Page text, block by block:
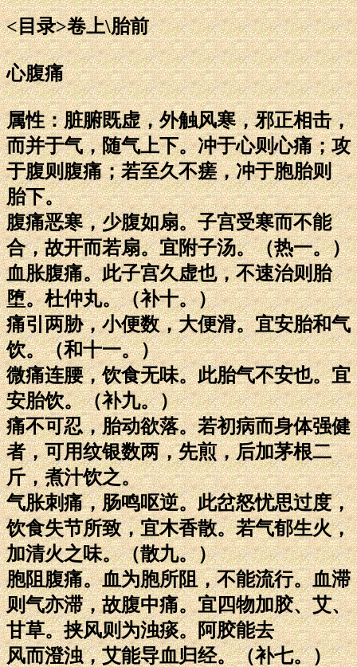
<目录>卷上\胎前
心腹痛
属性：脏腑既虚，外触风寒，邪正相击，
而并于气，随气上下。冲于心则心痛；攻
于腹则腹痛；若至久不瘥，冲于胞胎则
胎下。
腹痛恶寒，少腹如扇。子宫受寒而不能
合，故开而若扇。宜附子汤。（热一。）
血胀腹痛。此子宫久虚也，不速治则胎
堕。杜仲丸。（补十。）
痛引两胁，小便数，大便滑。宜安胎和气
饮。（和十一。）
微痛连腰，饮食无味。此胎气不安也。宜
安胎饮。（补九。）
痛不可忍，胎动欲落。若初病而身体强健
者，可用纹银数两，先煎，后加茅根二
斤，煮汁饮之。
气胀刺痛，肠鸣呕逆。此岔怒忧思过度，
饮食失节所致，宜木香散。若气郁生火，
加清火之味。（散九。）
胞阻腹痛。血为胞所阻，不能流行。血滞
则气亦滞，故腹中痛。宜四物加胶、艾、
甘草。挟风则为浊痰。阿胶能去
风而澄浊，艾能导血归经。（补七。）